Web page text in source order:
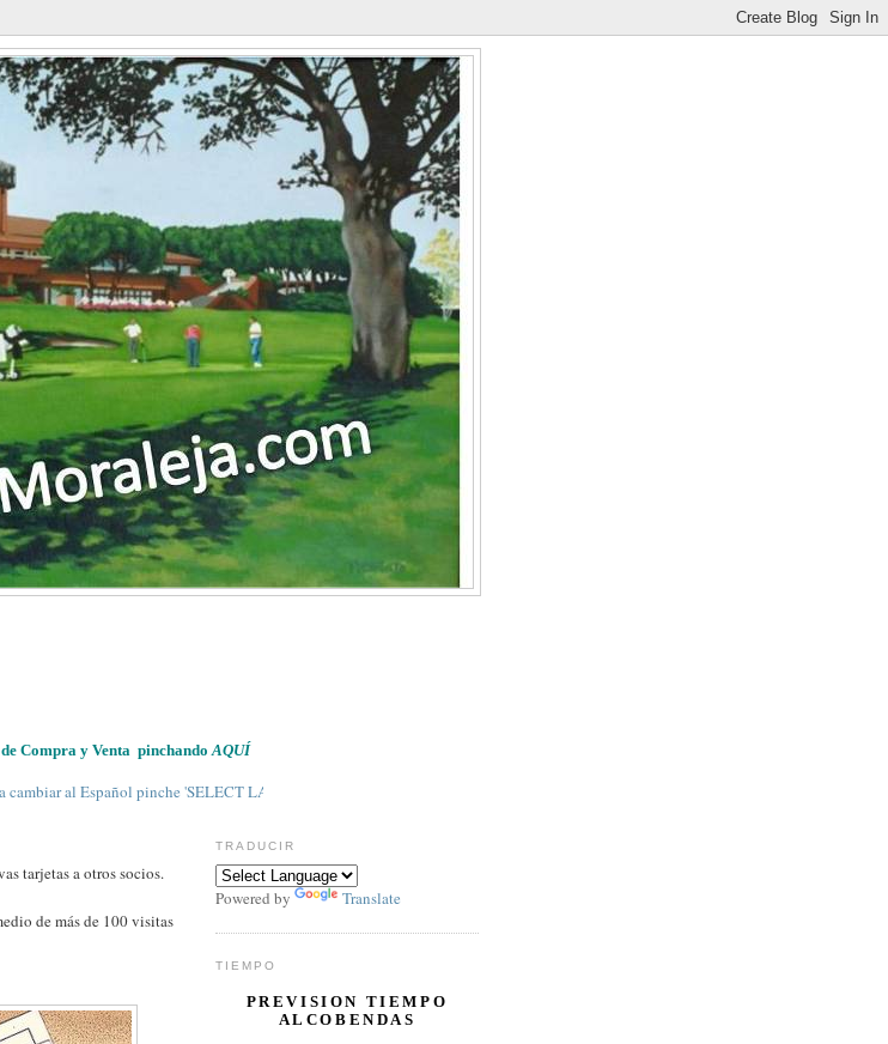
de Compra y Venta pinchandoAQUÍ
al Español pinche 'SELECT LANGUAGE' en 'TRADUCIR' y escoja 'SPANISH' en el panel derecho debajo
tarjetas a otros socios.
de más de 100 visitas
TRADUCIR
Powered by Translate
TIEMPO
PREVISION TIEMPO
ALCOBENDAS